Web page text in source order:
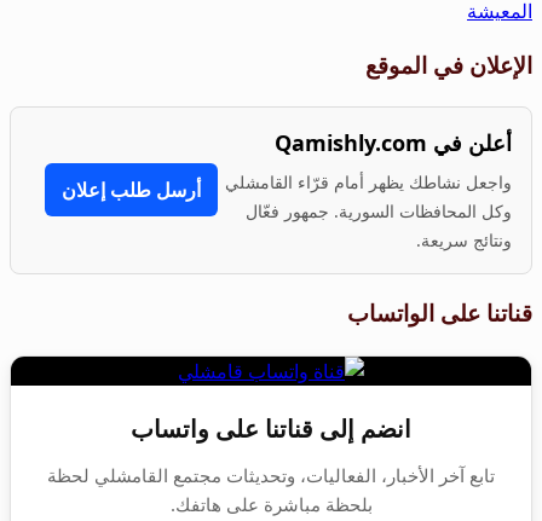
المعيشة
الإعلان في الموقع
أعلن في Qamishly.com
واجعل نشاطك يظهر أمام قرّاء القامشلي
وكل المحافظات السورية. جمهور فعّال
ونتائج سريعة.
أرسل طلب إعلان
قناتنا على الواتساب
انضم إلى قناتنا على واتساب
تابع آخر الأخبار، الفعاليات، وتحديثات مجتمع القامشلي لحظة
بلحظة مباشرة على هاتفك.